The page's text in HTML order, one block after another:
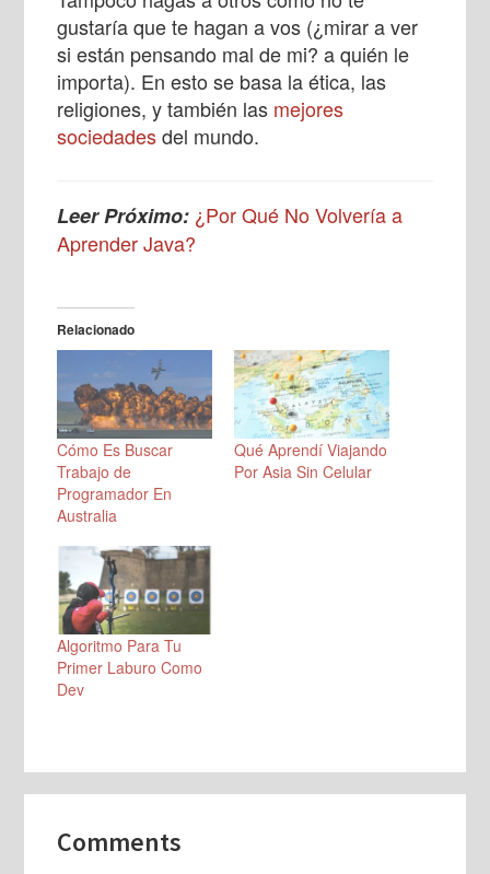
gustaría que te hagan a vos (¿mirar a ver
si están pensando mal de mi? a quién le
importa). En esto se basa la ética, las
religiones, y también las mejores
sociedadesdel mundo.
Leer Próximo: ¿Por Qué No Volvería a
Aprender Java?
Relacionado
Cómo Es Buscar
Trabajo de
Programador En
Australia
Qué Aprendí Viajando
Por Asia Sin Celular
Algoritmo Para Tu
Primer Laburo Como
Dev
Interactions
Comments